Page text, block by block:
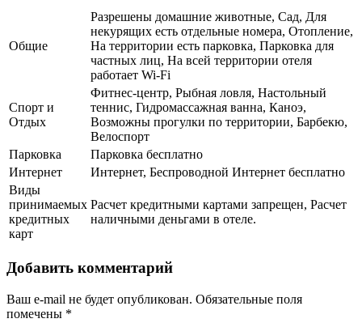
Общие
Разрешены домашние животные, Сад, Для
некурящих есть отдельные номера, Отопление,
На территории есть парковка, Парковка для
частных лиц, На всей территории отеля
работает Wi-Fi
Спорт и
Отдых
Фитнес-центр, Рыбная ловля, Настольный
теннис, Гидромассажная ванна, Каноэ,
Возможны прогулки по территории, Барбекю,
Велоспорт
Парковка
Парковка бесплатно
Интернет
Интернет, Беспроводной Интернет бесплатно
Виды
принимаемых
кредитных
карт
Расчет кредитными картами запрещен, Расчет
наличными деньгами в отеле.
Добавить комментарий
Ваш e-mail не будет опубликован. Обязательные поля
помечены *